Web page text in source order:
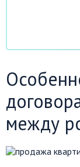
между